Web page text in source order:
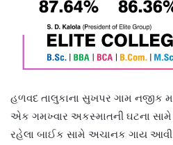
હળવદ તાલુકાના સુખપર ગામ નજીક
એક ગમખ્વાર અકસ્માતની ઘટના
રહેલા બાઈક સામે અચાનક ગાય